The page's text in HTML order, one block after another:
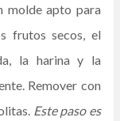
molde apto para
frutos secos, el
la harina y la
Remover con
Este paso es